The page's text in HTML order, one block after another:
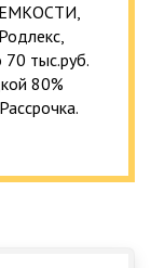
ЕМКОСТИ,
70 тыс.руб.
80%